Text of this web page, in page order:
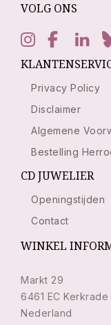
VOLG ONS
Privacy Policy
Disclaimer
Algemene
Bestelling
CD JUWELIER
Openingstijden
Contact
WINKEL
Markt 29
6461 EC Kerkrade
Nederland